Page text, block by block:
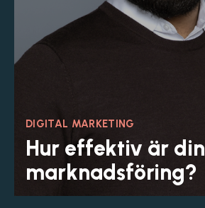
DIGITAL MARKETING
Hur effektiv är din
marknadsföring?